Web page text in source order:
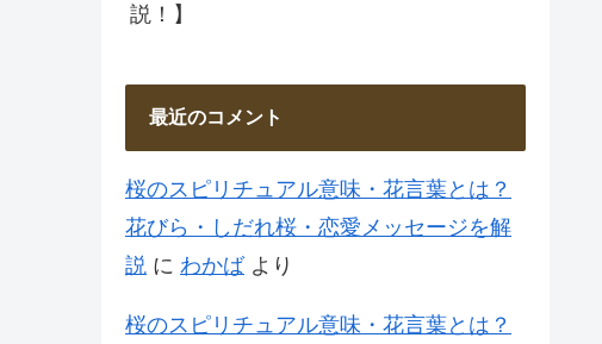
説！】
最近のコメント
桜のスピリチュアル意味・花言葉とは？
花びら・しだれ桜・恋愛メッセージを解
説 に わかばより
桜のスピリチュアル意味・花言葉とは？